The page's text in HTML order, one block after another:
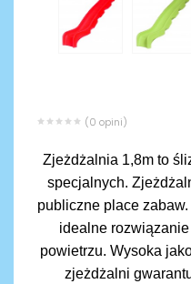
(0 opini)
Zjeżdżalnia 1,8m to
specjalnych.
publiczne place
idealne
powietrzu. Wysoka
zjeżdżalni